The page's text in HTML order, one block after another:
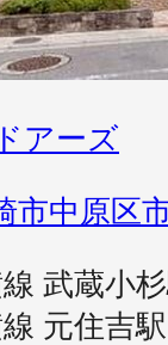
アーズ
市中原区
武蔵小
元住吉